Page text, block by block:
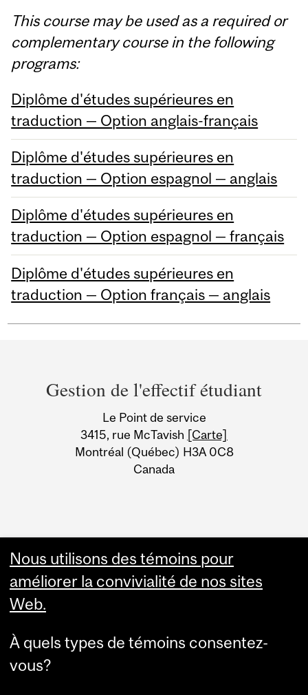
This course may be used as a required or
complementary course in the following
programs:
Diplôme d'études supérieures en
traduction — Option anglais-français
Diplôme d'études supérieures en
traduction — Option espagnol — anglais
Diplôme d'études supérieures en
traduction — Option espagnol — français
Diplôme d'études supérieures en
traduction — Option français — anglais
and
University
Information
Gestion de l'effectif étudiant
Le Point de service
3415, rue McTavish [Carte]
Montréal (Québec) H3A 0C8
Canada
Nous utilisons des témoins pour
améliorer la convivialité de nos sites
Web.
À quels types de témoins consentez-
vous?